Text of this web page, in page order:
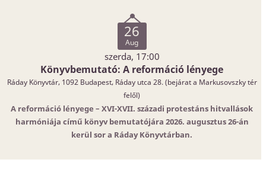
26
Aug
szerda, 17:00
Könyvbemutató: A reformáció lényege
Ráday Könyvtár, 1092 Budapest, Ráday utca 28. (bejárat a Markusovszky tér
felől)
A reformáció lényege – XVI-XVII. századi protestáns hitvallások
harmóniája című könyv bemutatójára 2026. augusztus 26-án
kerül sor a Ráday Könyvtárban.